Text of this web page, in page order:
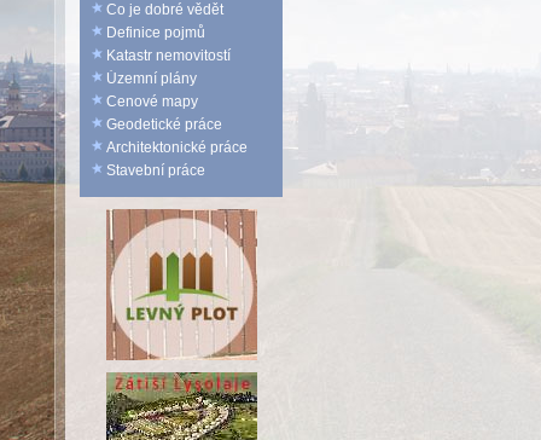
Co je dobré vědět
Definice pojmů
Katastr nemovitostí
Územní plány
Cenové mapy
Geodetické práce
Architektonické práce
Stavební práce